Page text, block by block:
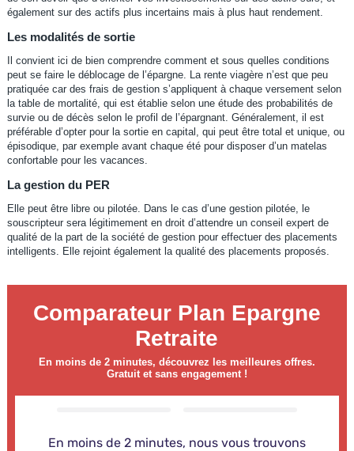
également sur des actifs plus incertains mais à plus haut rendement.
Les modalités de sortie
Il convient ici de bien comprendre comment et sous quelles conditions
peut se faire le déblocage de l’épargne. La rente viagère n’est que peu
pratiquée car des frais de gestion s’appliquent à chaque versement selon
la table de mortalité, qui est établie selon une étude des probabilités de
survie ou de décès selon le profil de l’épargnant. Généralement, il est
préférable d’opter pour la sortie en capital, qui peut être total et unique, ou
épisodique, par exemple avant chaque été pour disposer d’un matelas
confortable pour les vacances.
La gestion du PER
Elle peut être libre ou pilotée. Dans le cas d’une gestion pilotée, le
souscripteur sera légitimement en droit d’attendre un conseil expert de
qualité de la part de la société de gestion pour effectuer des placements
intelligents. Elle rejoint également la qualité des placements proposés.
Comparateur Plan Epargne
Retraite
En moins de 2 minutes, découvrez les meilleures offres.
Gratuit et sans engagement !